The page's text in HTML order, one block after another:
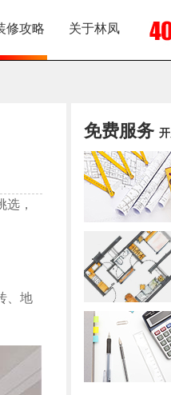
修攻略 关于林凤
，
、地
免费服务